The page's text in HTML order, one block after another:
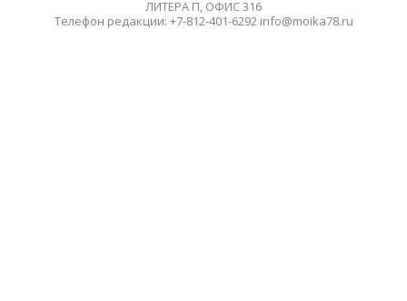
ЛИТЕРА П, ОФИС 316
Телефон редакции: +7-812-401-6292 info@moika78.ru